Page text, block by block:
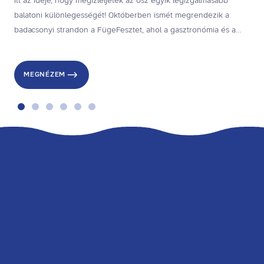
balatoni különlegességét! Októberben ismét megrendezik a
badacsonyi strandon a FügeFesztet, ahol a gasztronómia és a
MEGNÉZEM